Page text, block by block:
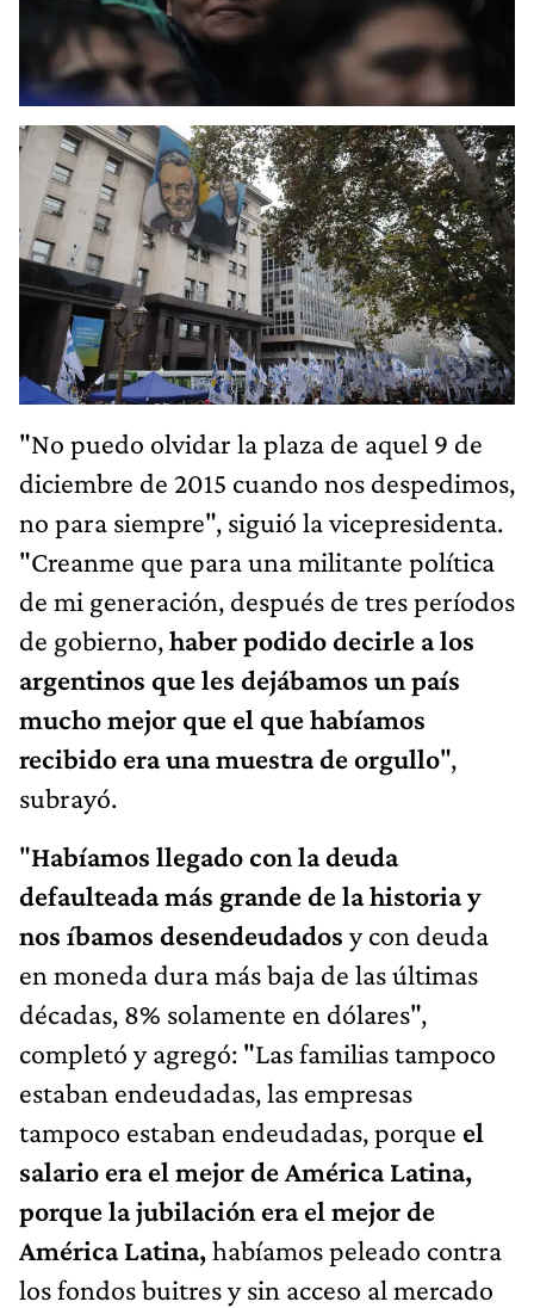
"No puedo olvidar la plaza de aquel 9 de
diciembre de 2015 cuando nos despedimos,
no para siempre", siguió la vicepresidenta.
"Creanme que para una militante política
de mi generación, después de tres períodos
de gobierno,haber podido decirle a los
argentinos que les dejábamos un país
mucho mejor que el que habíamos
recibido era una muestra de orgullo",
subrayó.
"Habíamos llegado con la deuda
defaulteada más grande de la historia y
nos íbamos desendeudados y con deuda
en moneda dura más baja de las últimas
décadas, 8% solamente en dólares",
completó y agregó: "Las familias tampoco
estaban endeudadas, las empresas
tampoco estaban endeudadas, porque el
salario era el mejor de América Latina,
porque la jubilación era el mejor de
América Latina,habíamos peleado contra
los fondos buitres y sin acceso al mercado